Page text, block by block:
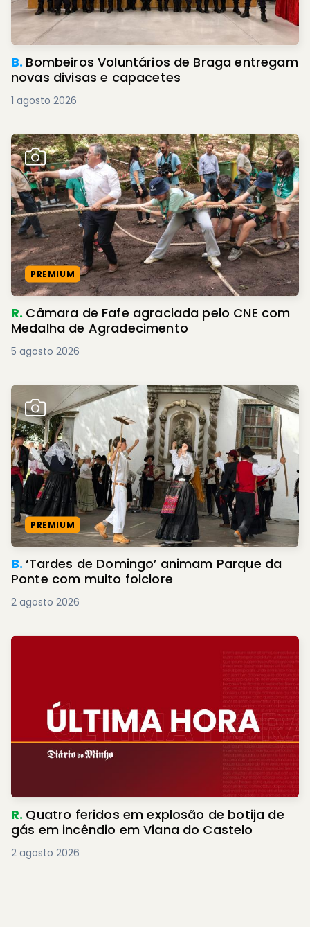
B. Bombeiros Voluntários de Braga entregam
novas divisas e capacetes
1 agosto 2026
PREMIUM
R. Câmara de Fafe agraciada pelo CNE com
Medalha de Agradecimento
5 agosto 2026
PREMIUM
B.‘Tardes de Domingo’ animam Parque da
Ponte com muito folclore
2 agosto 2026
R. Quatro feridos em explosão de botija de
gás em incêndio em Viana do Castelo
2 agosto 2026